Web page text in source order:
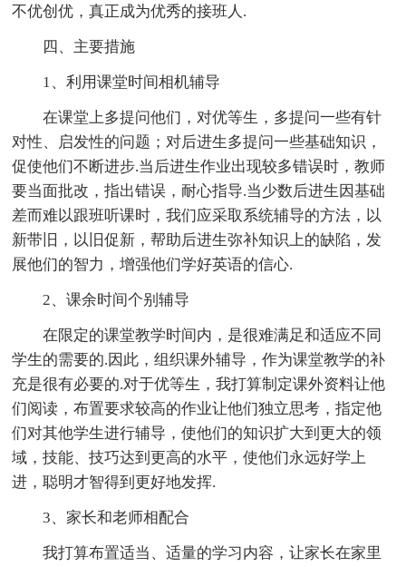
不优创优，真正成为优秀的接班人.
四、主要措施
1、利用课堂时间相机辅导
在课堂上多提问他们，对优等生，多提问一些有针
对性、启发性的问题；对后进生多提问一些基础知识，
促使他们不断进步.当后进生作业出现较多错误时，教师
要当面批改，指出错误，耐心指导.当少数后进生因基础
差而难以跟班听课时，我们应采取系统辅导的方法，以
新带旧，以旧促新，帮助后进生弥补知识上的缺陷，发
展他们的智力，增强他们学好英语的信心.
2、课余时间个别辅导
在限定的课堂教学时间内，是很难满足和适应不同
学生的需要的.因此，组织课外辅导，作为课堂教学的补
充是很有必要的.对于优等生，我打算制定课外资料让他
们阅读，布置要求较高的作业让他们独立思考，指定他
们对其他学生进行辅导，使他们的知识扩大到更大的领
域，技能、技巧达到更高的水平，使他们永远好学上
进，聪明才智得到更好地发挥.
3、家长和老师相配合
我打算布置适当、适量的学习内容，让家长在家里